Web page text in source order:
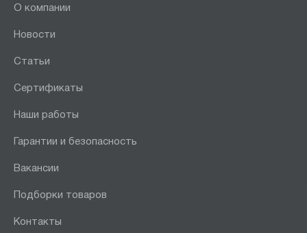
О компании
Новости
Статьи
Сертификаты
Наши работы
Гарантии и безопасность
Вакансии
Подборки товаров
Контакты